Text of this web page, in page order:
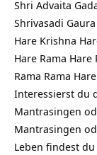
Shri Advaita
Shrivasadi
Hare Krishna
Hare Rama Hare
Rama Rama
Interessierst du
Mantrasingen
Mantrasingen
Leben findest